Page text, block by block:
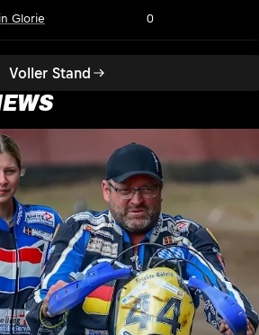
Voller Stand
Glorie 0